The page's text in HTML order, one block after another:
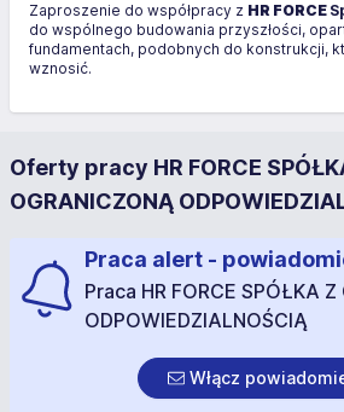
Zaproszenie do współpracy z HR FORCE
do wspólnego budowania przyszłości,
fundamentach, podobnych do konstrukcji,
wznosić.
Oferty pracy HR FORCE
OGRANICZONĄ
Praca alert -
Praca HR FORCE SPÓŁKA
ODPOWIEDZIALNOŚCIĄ
Włącz